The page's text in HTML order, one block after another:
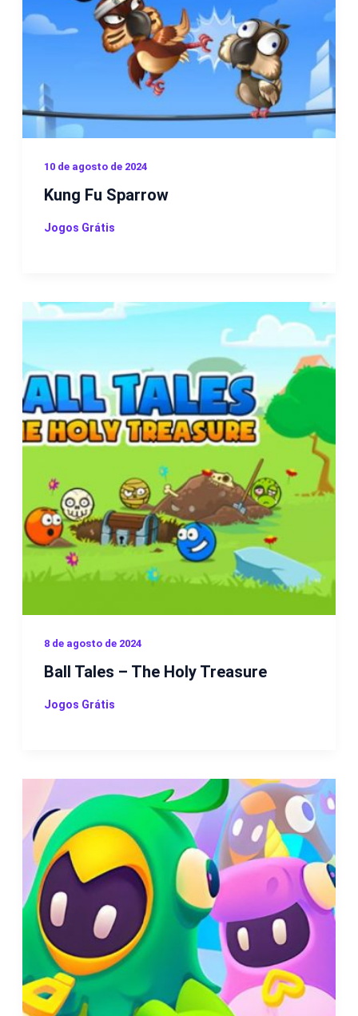
10 de agosto de 2024
Kung Fu Sparrow
Jogos Grátis
8 de agosto de 2024
Ball Tales – The Holy Treasure
Jogos Grátis